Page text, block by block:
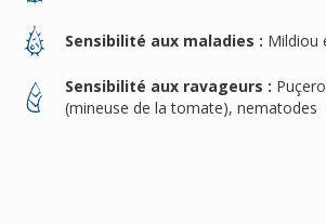
Sensibilité aux maladies : Mildiou
Sensibilité aux ravageurs :
(mineuse de la tomate), nematodes